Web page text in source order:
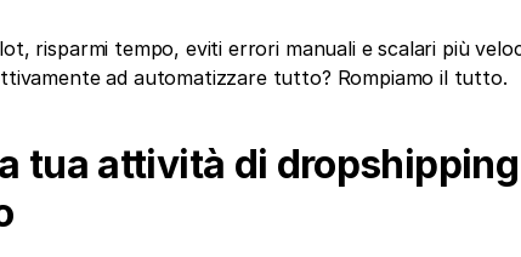
risparmi tempo, eviti errori manuali e scalari più
ad automatizzare tutto? Rompiamo il tutto.
tua attività di